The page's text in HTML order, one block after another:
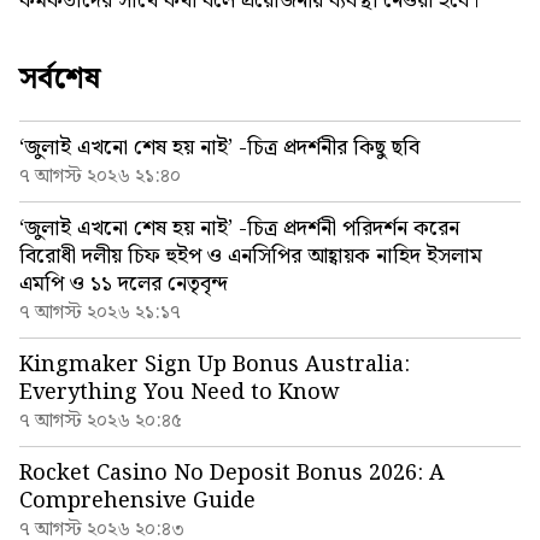
সর্বশেষ
‘জুলাই এখনো শেষ হয় নাই’ -চিত্র প্রদর্শনীর কিছু ছবি
৭ আগস্ট ২০২৬ ২১:৪০
‘জুলাই এখনো শেষ হয় নাই’ -চিত্র প্রদর্শনী পরিদর্শন করেন
বিরোধী দলীয় চিফ হুইপ ও এনসিপির আহ্বায়ক নাহিদ ইসলাম
এমপি ও ১১ দলের নেতৃবৃন্দ
৭ আগস্ট ২০২৬ ২১:১৭
Kingmaker Sign Up Bonus Australia:
Everything You Need to Know
৭ আগস্ট ২০২৬ ২০:৪৫
Rocket Casino No Deposit Bonus 2026: A
Comprehensive Guide
৭ আগস্ট ২০২৬ ২০:৪৩